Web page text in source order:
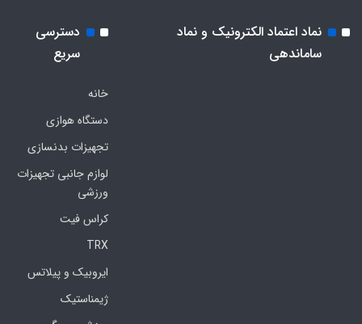
نماد اعتماد الکترونیک و نماد
ساماندهی
دسترسی
سریع
خانه
دستگاه هوازی
تجهیزات بدنسازی
لوازم جانبی تجهیزات
ورزشی
کراس فیت
TRX
ایروبیک و پیلاتس
ژیمناستیک